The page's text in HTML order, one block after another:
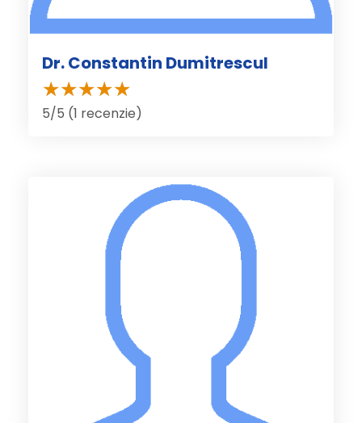
Dr. Constantin Dumitrescul
5/5 (1 recenzie)